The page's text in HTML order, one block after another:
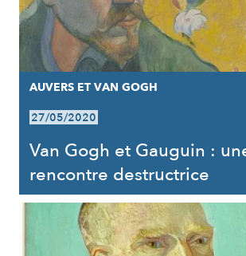
AUVERS ET VAN GOGH
27/05/2020
Van Gogh et Gauguin :
rencontre destructrice